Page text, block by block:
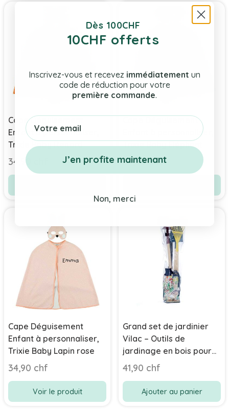
Cape Déguisement
Enfant à personnaliser,
Trixie Baby Renard
34,90 chf
Cape Déguisement
Enfant à personnaliser,
Trixie Baby Eléphant
34,90 chf
Cape Déguisement
Enfant à personnaliser,
Trixie Baby Lapin rose
34,90 chf
Voir le produit
Grand set de jardinier
Vilac – Outils de
jardinage en bois pour
enfant dès 3 ans
41,90 chf
Ajouter au panier
Dès 100CHF
10CHF offerts
Inscrivez-vous et recevez immédiatement un
code de réduction pour votre
première commande.
Email
J’en profite maintenant
Non, merci